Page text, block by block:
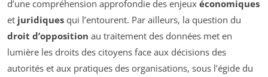
d’une compréhension approfondie des enjeux économiques
et juridiques qui l’entourent. Par ailleurs, la question du
droit d’opposition au traitement des données met en
lumière les droits des citoyens face aux décisions des
autorités et aux pratiques des organisations, sous l’égide du